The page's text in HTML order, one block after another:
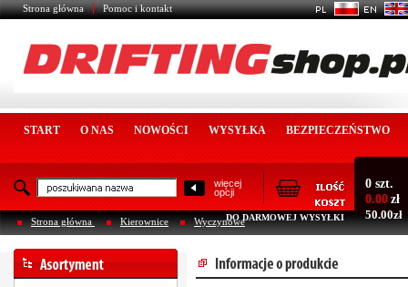
Strona główna Pomoc i kontakt
START O NAS NOWOŚCI WYSYŁKA BEZPIECZEŃSTWO
więcej
opcji
0 szt.
0.00 zł
DO DARMOWEJ WYSYŁKI 50.00zł
Strona główna Kierownice Wyczynowe